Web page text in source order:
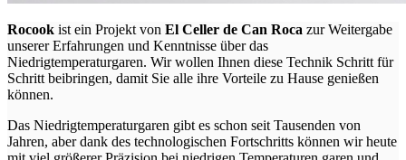
Rocook ist ein Projekt von El Celler de Can Roca zur Weitergabe
unserer Erfahrungen und Kenntnisse über das
Niedrigtemperaturgaren. Wir wollen Ihnen diese Technik Schritt für
Schritt beibringen, damit Sie alle ihre Vorteile zu Hause genießen
können.
Das Niedrigtemperaturgaren gibt es schon seit Tausenden von
Jahren, aber dank des technologischen Fortschritts können wir heute